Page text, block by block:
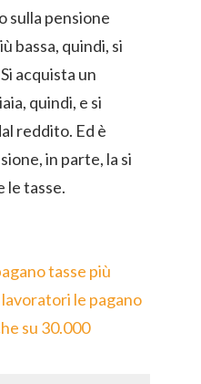
sulla pensione
bassa, quindi, si
acquista un
quindi, e si
reddito. Ed è
in parte, la si
le tasse.
tasse più
le pagano
su 30.000